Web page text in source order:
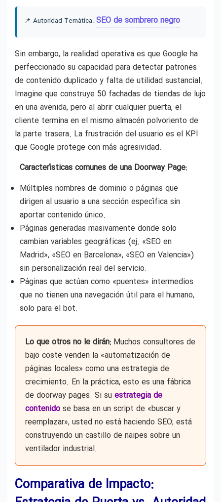
📌 Autoridad Temática: SEO de sombrero negro
Sin embargo, la realidad operativa es que Google ha
perfeccionado su capacidad para detectar patrones
de contenido duplicado y falta de utilidad sustancial.
Imagine que construye 50 fachadas de tiendas de lujo
en una avenida, pero al abrir cualquier puerta, el
cliente termina en el mismo almacén polvoriento de
la parte trasera. La frustración del usuario es el KPI
que Google protege con más agresividad.
Características comunes de una Doorway Page:
Múltiples nombres de dominio o páginas que
dirigen al usuario a una sección específica sin
aportar contenido único.
Páginas generadas masivamente donde solo
cambian variables geográficas (ej. «SEO en
Madrid», «SEO en Barcelona», «SEO en Valencia»)
sin personalización real del servicio.
Páginas que actúan como «puentes» intermedios
que no tienen una navegación útil para el humano,
solo para el bot.
Lo que otros no le dirán: Muchos consultores de
bajo coste venden la «automatización de
páginas locales» como una estrategia de
crecimiento. En la práctica, esto es una fábrica
de doorway pages. Si su estrategia de
contenido se basa en un script de «buscar y
reemplazar», usted no está haciendo SEO; está
construyendo un castillo de naipes sobre un
ventilador industrial.
Comparativa de Impacto: